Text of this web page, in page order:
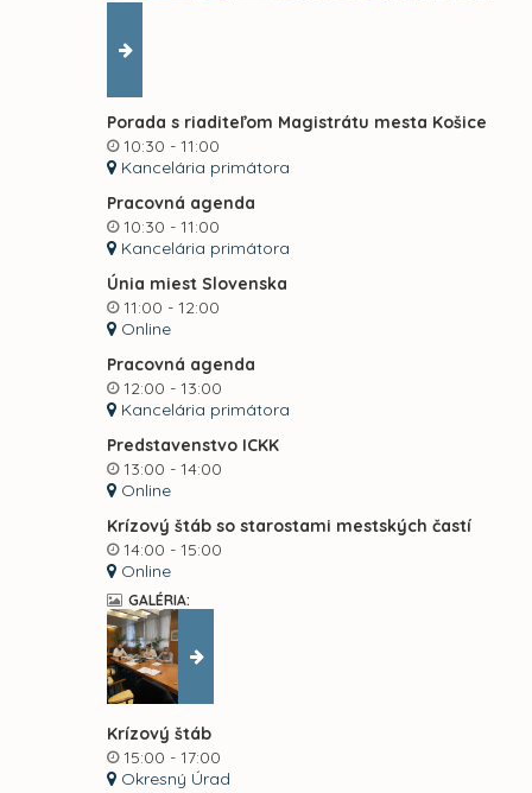
Porada s riaditeľom Magistrátu mesta Košice
10:30 - 11:00
Kancelária primátora
Pracovná agenda
10:30 - 11:00
Kancelária primátora
Únia miest Slovenska
11:00 - 12:00
Online
Pracovná agenda
12:00 - 13:00
Kancelária primátora
Predstavenstvo ICKK
13:00 - 14:00
Online
Krízový štáb so starostami mestských častí
14:00 - 15:00
Online
GALÉRIA:
Krízový štáb
15:00 - 17:00
Okresný Úrad